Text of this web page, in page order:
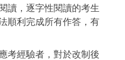
讀，逐字性閱讀的考生
順利完成所有作答，有
考經驗者，對於改制後